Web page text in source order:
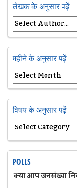
लेखक के अनुसार पढ़ें
महीने के अनुसार पढ़ें
विषय के अनुसार पढ़ें
POLLS
क्या आप जनसंख्या